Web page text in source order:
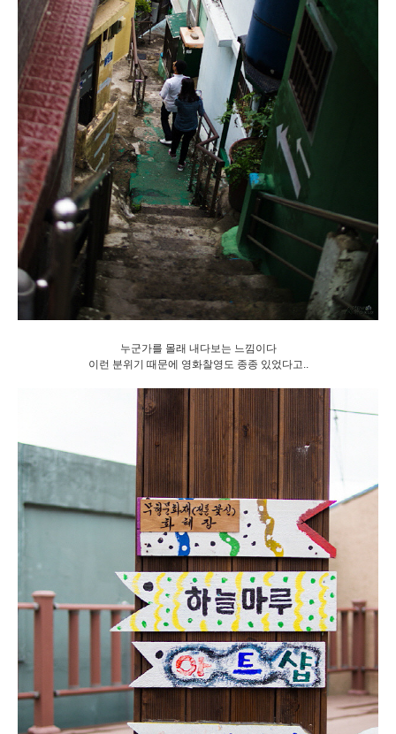
누군가를 몰래 내다보는 느낌이다
이런 분위기 때문에 영화찰영도 종종 있었다고..